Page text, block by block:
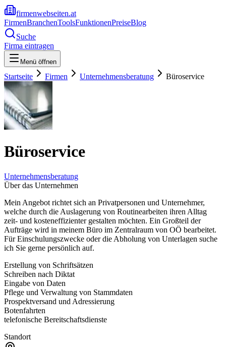
firmenwebseiten.at
FirmenBranchenToolsFunktionenPreiseBlog
Suche
Firma eintragen
Menü öffnen
Startseite Firmen Unternehmensberatung Büroservice
Büroservice
Unternehmensberatung
Über das Unternehmen
Mein Angebot richtet sich an Privatpersonen und Unternehmer,
welche durch die Auslagerung von Routinearbeiten ihren Alltag
zeit- und kosteneffizienter gestalten möchten. Ein Großteil der
Aufträge wird in meinem Büro im Zentralraum von OÖ bearbeitet.
Für Einschulungszwecke oder die Abholung von Unterlagen suche
ich Sie gerne persönlich auf.
Erstellung von Schriftsätzen
Schreiben nach Diktat
Eingabe von Daten
Pflege und Verwaltung von Stammdaten
Prospektversand und Adressierung
Botenfahrten
telefonische Bereitschaftsdienste
Standort